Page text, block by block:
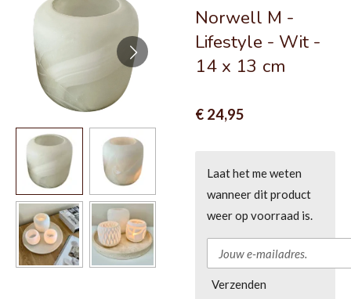
Norwell M -
Lifestyle - Wit -
14 x 13 cm
€ 24,95
Laat het me weten
wanneer dit product
weer op voorraad is.
Verzenden